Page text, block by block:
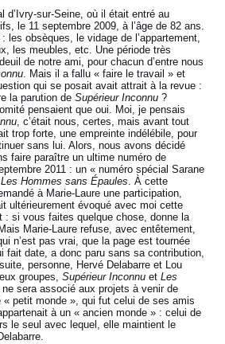
d’Ivry-sur-Seine, où il était entré au
le 11 septembre 2009, à l’âge de 82 ans.
les obsèques, le vidage de l’appartement,
les meubles, etc. Une période très
de notre ami, pour chacun d’entre nous
. Mais il a fallu « faire le travail » et
qui se posait avait attrait à la revue :
la parution deSupérieur Inconnu ?
pensaient que oui. Moi, je pensais
, c’était nous, certes, mais avant tout
trop forte, une empreinte indélébile, pour
sans lui. Alors, nous avons décidé
faire paraître un ultime numéro de
2011 : un « numéro spécial Sarane
Les Hommes sans Épaules. À cette
à Marie-Laure une participation,
ultérieurement évoqué avec moi cette
: si vous faites quelque chose, donne la
Marie-Laure refuse, avec entêtement,
n’est pas vrai, que la page est tournée
fait date, a donc paru sans sa contribution,
personne, Hervé Delabarre et Lou
groupes,Supérieur Inconnu etLes
ne sera associé aux projets à venir de
« petit monde », qui fut celui de ses amis
à un « ancien monde » : celui de
le seul avec lequel, elle maintient le